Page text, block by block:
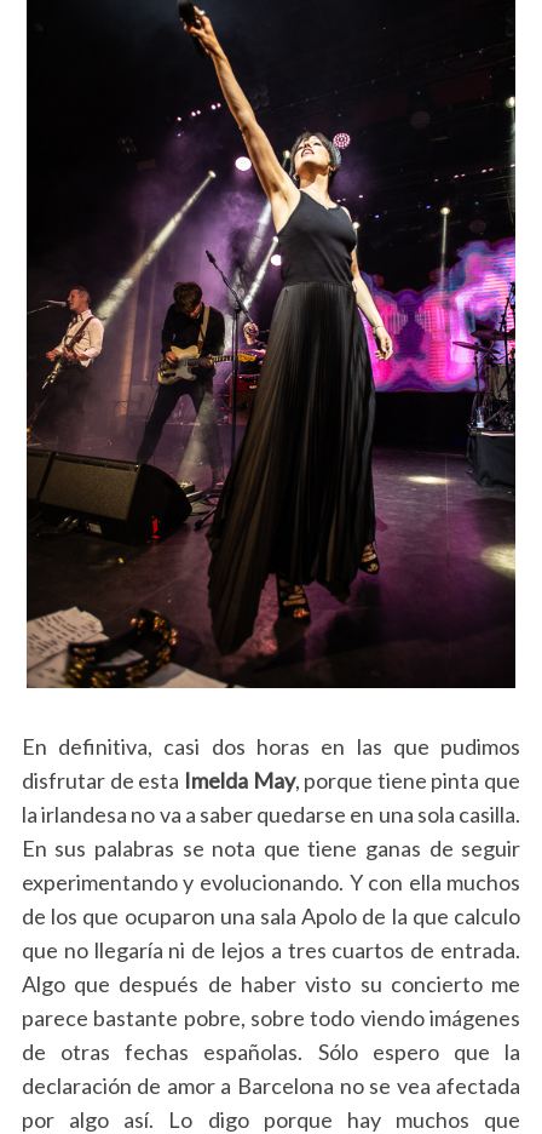
En definitiva, casi dos horas en las que pudimos
disfrutar de esta Imelda May, porque tiene pinta que
la irlandesa no va a saber quedarse en una sola casilla.
En sus palabras se nota que tiene ganas de seguir
experimentando y evolucionando. Y con ella muchos
de los que ocuparon una sala Apolo de la que calculo
que no llegaría ni de lejos a tres cuartos de entrada.
Algo que después de haber visto su concierto me
parece bastante pobre, sobre todo viendo imágenes
de otras fechas españolas. Sólo espero que la
declaración de amor a Barcelona no se vea afectada
por algo así. Lo digo porque hay muchos que